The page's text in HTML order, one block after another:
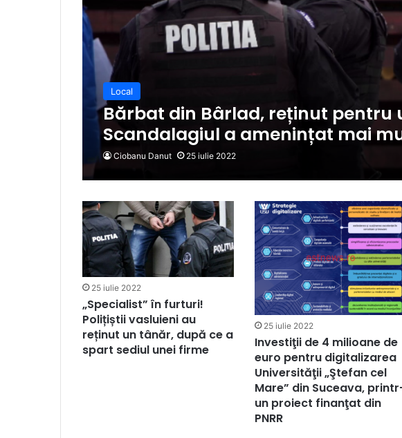
Local
Bărbat din Bârlad, reținut pentru
Scandalagiul a amenințat mai
Ciobanu Danut 25 iulie 2022
25 iulie 2022
„Specialist” în furturi!
Polițiștii vasluieni au
reținut un tânăr, după ce a
spart sediul unei firme
25 iulie 2022
Investiţii de 4 milioane de
euro pentru digitalizarea
Universităţii „Ştefan cel
Mare” din Suceava,
un proiect finanţat din
PNRR